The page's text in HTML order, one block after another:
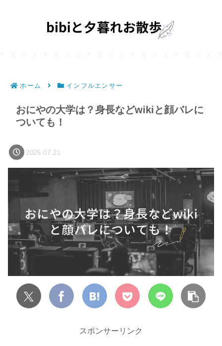
ホーム インフルエンサー
おにやの大学は？身長などwikiと顔バレに
ついても！
2025.07.21
スポンサーリンク